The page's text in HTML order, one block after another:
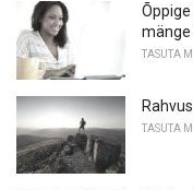
TASUTA
TASUTA